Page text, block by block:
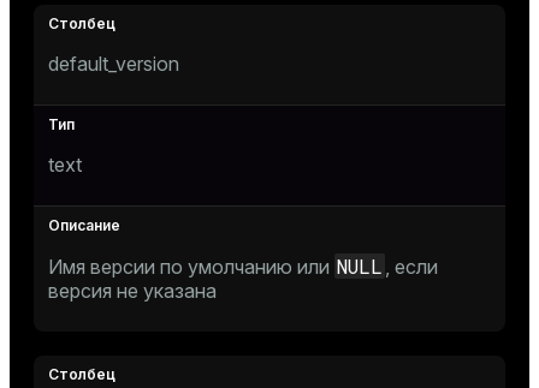
default_version
text
Имя версии по умолчанию или NULL , если
версия не указана